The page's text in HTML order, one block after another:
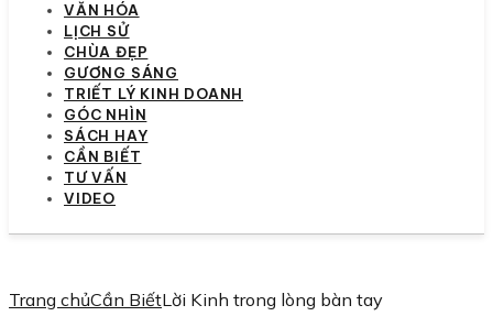
VĂN HÓA
LỊCH SỬ
CHÙA ĐẸP
GƯƠNG SÁNG
TRIẾT LÝ KINH DOANH
GÓC NHÌN
SÁCH HAY
CẦN BIẾT
TƯ VẤN
VIDEO
Trang chủCần BiếtLời Kinh trong lòng bàn tay